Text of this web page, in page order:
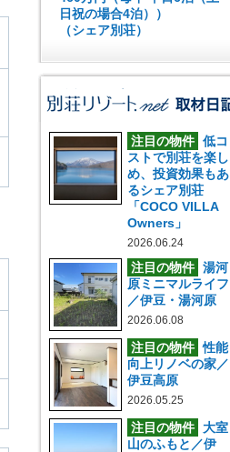
日祝の場合4泊））
（シェア別荘）
注目の物件 低コ
ストで別荘を楽し
め、投資効果もあ
るシェア別荘
「COCO VILLA
Owners」
2026.06.24
注目の物件 湯河
原ミニマルライフ
／伊豆・湯河原
2026.06.08
注目の物件 性能
向上リノベの家／
伊豆高原
2026.05.25
注目の物件
大室
山のふもと／伊